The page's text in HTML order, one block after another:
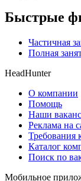
Быстрые
Частичная
Полная
HeadHunter
О компании
Помощь
Наши
Реклама на
Требования
Каталог
Поиск по
Мобильное